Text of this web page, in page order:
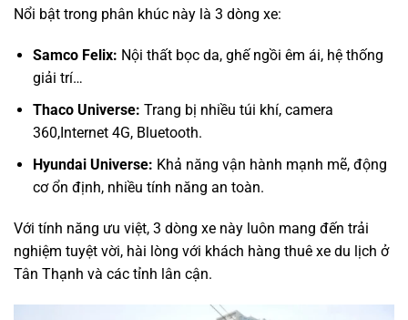
Nổi bật trong phân khúc này là 3 dòng xe:
Samco Felix: Nội thất bọc da, ghế ngồi êm ái, hệ thống
giải trí…
Thaco Universe: Trang bị nhiều túi khí, camera
360,Internet 4G, Bluetooth.
Hyundai Universe: Khả năng vận hành mạnh mẽ, động
cơ ổn định, nhiều tính năng an toàn.
Với tính năng ưu việt, 3 dòng xe này luôn mang đến trải
nghiệm tuyệt vời, hài lòng với khách hàng thuê xe du lịch ở
Tân Thạnh và các tỉnh lân cận.